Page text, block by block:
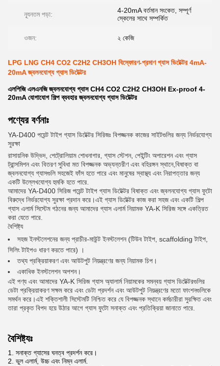
ন্যূনতম পড়া:
4-20mA বর্তমান সংকেত, সম্পূর্ণ
স্কেলের সাথে সম্পর্কিত
ওজন: ২ কেজি
LPG LNG CH4 CO2 C2H2 CH3OH বিস্ফোরণ-প্রমাণ গ্যাস ডিটেক্টর 4mA-
20mA জ্বলনযোগ্য গ্যাস ডিটেক্টর
এলপিজি এলএনজি জ্বলনযোগ্য গ্যাস CH4 CO2 C2H2 CH3OH Ex-proof 4-
20mA যোগাযোগ শিল্প ব্যবহার জ্বলনযোগ্য গ্যাস ডিটেক্টর
পণ্যের বর্ণনাঃ
YA-D400 পয়েন্ট টাইপ গ্যাস ডিটেক্টর সিরিজঃ বিপজ্জনক কাজের সাইটগুলির জন্য নির্ভরযোগ্য
সুরক্ষা
রাসায়নিক উদ্ভিদ, পেট্রোলিয়াম শোধনাগার, গ্যাস স্টেশন, পেইন্টিং অপারেশন এবং গ্যাস
ট্রান্সমিশন এবং বিতরণ সুবিধা মত বিপজ্জনক অভ্যন্তরীণ এবং বহিরঙ্গন স্থানে,বিষাক্ত বা
জ্বলনযোগ্য গ্যাসগুলি সহজেই ফাঁস হতে পারে এবং মানুষের স্বাস্থ্য এবং নিরাপত্তার জন্য
একটি উল্লেখযোগ্য হুমকি হতে পারে.
আমাদের YA-D400 সিরিজ পয়েন্ট টাইপ গ্যাস ডিটেক্টর বিষাক্ত এবং জ্বলনযোগ্য গ্যাস ফুটো
বিরুদ্ধে নির্ভরযোগ্য সুরক্ষা প্রদান করে।এই গ্যাস ডিটেক্টর কাজ করা সহজ এবং একটি শিল্প
গ্যাস এলার্ম সিস্টেম গঠনের জন্য আমাদের গ্যাস এলার্ম নিয়ামক YA-K সিরিজ সঙ্গে একত্রিত
করা যেতে পারে.
বৈশিষ্ট্য
সহজ ইনস্টলেশনের জন্য প্রাচীর-মাউন্ট ইনস্টলেশন (টিউব টাইপ, scaffolding টাইপ,
সিলিং টাইপও ধারণ করতে পারে) ।
তথ্য প্রক্রিয়াকরণ এবং আউটপুট নিয়ন্ত্রণের জন্য নিয়ামক চিপ।
একাধিক ইনস্টলেশন অপশন।
এই পণ্য এবং আমাদের YA-K সিরিজ গ্যাস অ্যালার্ম নিয়ামকের সমন্বয় গ্যাস ডিটেক্টরগুলির
ডেটা প্রক্রিয়াকরণ সক্ষম করে এবং ডেটা প্রদর্শন এবং আউটপুট নিয়ন্ত্রণের মতো ফাংশনগুলিকে
সমর্থন করে।এই শক্তিশালী সিস্টেমটি নিশ্চিত করে যে বিপজ্জনক স্থানে কর্মচারীরা সুরক্ষিত এবং
তারা প্রকৃত বিপদ হয়ে উঠার আগে গ্যাস ফুটো সনাক্ত এবং প্রতিক্রিয়া জানাতে পারে.
বৈশিষ্ট্যঃ
1. সনাক্ত গ্যাসের ঘনত্ব প্রদর্শন করে।
2. ভুল এলার্ম, উচ্চ এবং নিম্ন এলার্ম.